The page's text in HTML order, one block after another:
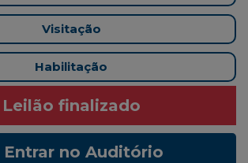
Visitação
Habilitação
Leilão finalizado
Entrar no Auditório